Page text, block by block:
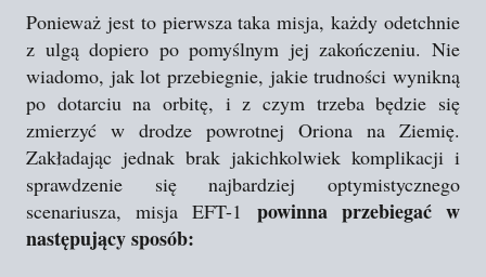
Ponieważ jest to pierwsza taka misja, każdy odetchnie
z ulgą dopiero po pomyślnym jej zakończeniu. Nie
wiadomo, jak lot przebiegnie, jakie trudności wynikną
po dotarciu na orbitę, i z czym trzeba będzie się
zmierzyć w drodze powrotnej Oriona na Ziemię.
Zakładając jednak brak jakichkolwiek komplikacji i
sprawdzenie się najbardziej optymistycznego
scenariusza, misja EFT-1 powinna przebiegać w
następujący sposób: